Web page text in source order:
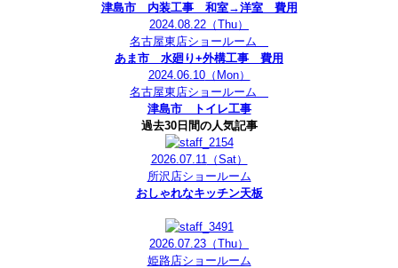
津島市 内装工事 和室→洋室 費用
2024.08.22 （Thu）
名古屋東店ショールーム
あま市 水廻り+外構工事 費用
2024.06.10（Mon）
名古屋東店ショールーム
津島市 トイレ工事
過去30日間の人気記事
2026.07.11（Sat）
所沢店ショールーム
おしゃれなキッチン天板
2026.07.23 （Thu）
姫路店ショールーム